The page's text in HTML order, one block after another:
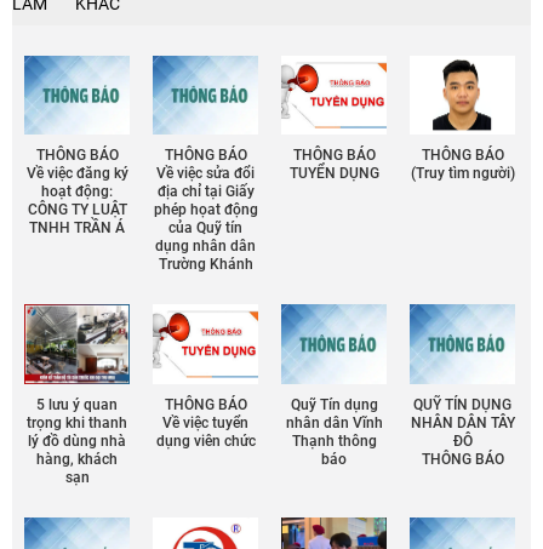
THÔNG BÁO
Về việc đăng ký
hoạt động:
CÔNG TY LUẬT
TNHH TRẦN Á
THÔNG BÁO
Về việc sửa đổi
địa chỉ tại Giấy
phép họat động
của Quỹ tín
dụng nhân dân
Trường Khánh
THÔNG BÁO
TUYỂN DỤNG
THÔNG BÁO
(Truy tìm người)
5 lưu ý quan
trọng khi thanh
lý đồ dùng nhà
hàng, khách
sạn
THÔNG BÁO
Về việc tuyển
dụng viên chức
Quỹ Tín dụng
nhân dân Vĩnh
Thạnh thông
báo
QUỸ TÍN DỤNG
NHÂN DÂN TÂY
ĐÔ
THÔNG BÁO